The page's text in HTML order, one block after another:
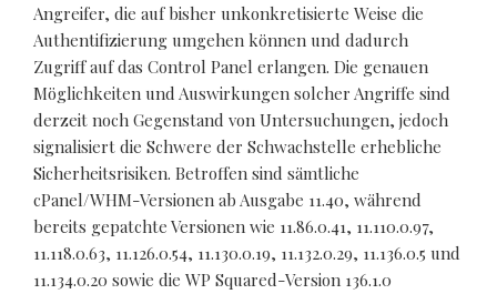
Angreifer, die auf bisher unkonkretisierte Weise die
Authentifizierung umgehen können und dadurch
Zugriff auf das Control Panel erlangen. Die genauen
Möglichkeiten und Auswirkungen solcher Angriffe sind
derzeit noch Gegenstand von Untersuchungen, jedoch
signalisiert die Schwere der Schwachstelle erhebliche
Sicherheitsrisiken. Betroffen sind sämtliche
cPanel/WHM-Versionen ab Ausgabe 11.40, während
bereits gepatchte Versionen wie 11.86.0.41, 11.110.0.97,
11.118.0.63, 11.126.0.54, 11.130.0.19, 11.132.0.29, 11.136.0.5 und
11.134.0.20 sowie die WP Squared-Version 136.1.0